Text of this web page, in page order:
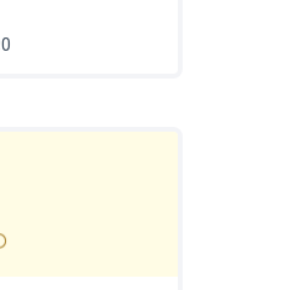
0